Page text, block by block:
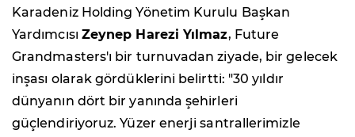
Karadeniz Holding Yönetim Kurulu Başkan
Yardımcısı Zeynep Harezi Yılmaz, Future
Grandmasters'ı bir turnuvadan ziyade, bir gelecek
inşası olarak gördüklerini belirtti: "30 yıldır
dünyanın dört bir yanında şehirleri
güçlendiriyoruz. Yüzer enerji santrallerimizle